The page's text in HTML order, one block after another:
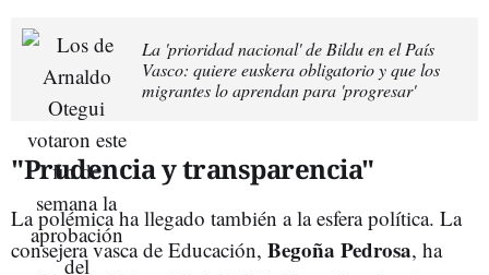
La 'prioridad nacional' de Bildu en el País
Vasco: quiere euskera obligatorio y que los
migrantes lo aprendan para 'progresar'
"Prudencia y transparencia"
La polémica ha llegado también a la esfera política. La
consejera vasca de Educación, Begoña Pedrosa, ha